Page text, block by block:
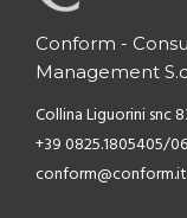
Conform -
Management
Collina Liguorini snc
+39 0825.1805405/
conform@conform.it